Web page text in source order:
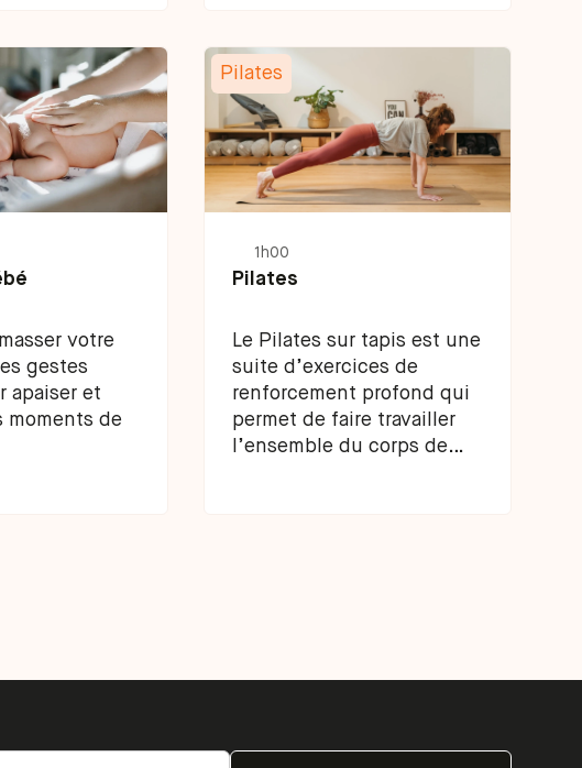
votre
gestes
apaiser et
moments de
Pilates
1h00
Pilates
Le Pilates sur tapis est une
suite d’exercices de
renforcement profond qui
permet de faire travailler
l’ensemble du corps de